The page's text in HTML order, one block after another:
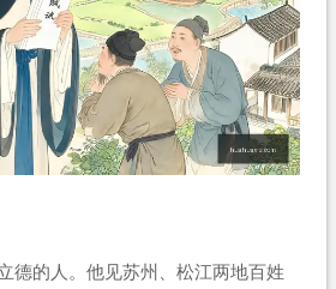
德的人。他见苏州、松江两地百姓